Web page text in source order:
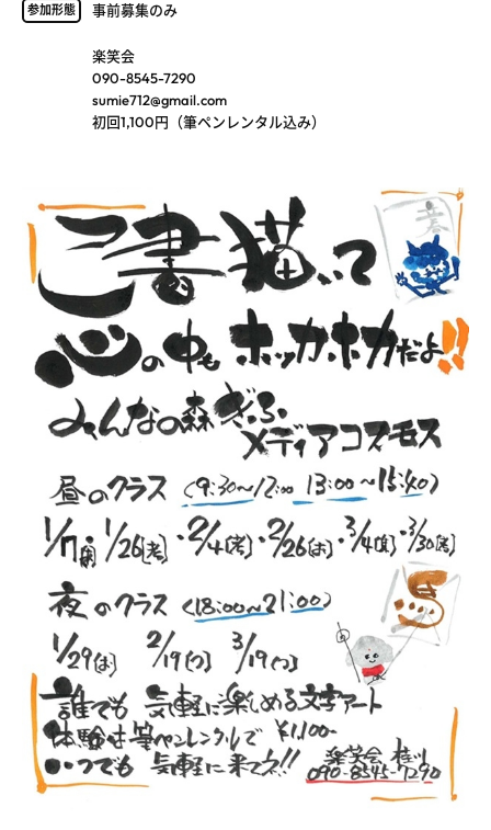
参加形態 事前募集のみ
楽笑会
090-8545-7290
sumie712@gmail.com
初回1,100円（筆ペンレンタル込み）